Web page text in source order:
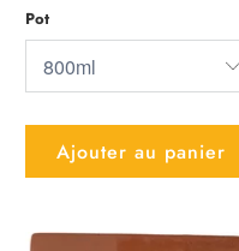
Pot
Ajouter au panier